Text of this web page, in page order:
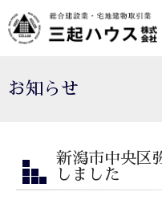
お知らせ
新潟市中央
しました